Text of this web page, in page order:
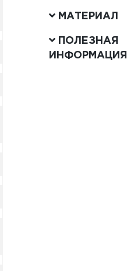
МАТЕРИАЛ
ПОЛЕЗНАЯ
ИНФОРМАЦИЯ